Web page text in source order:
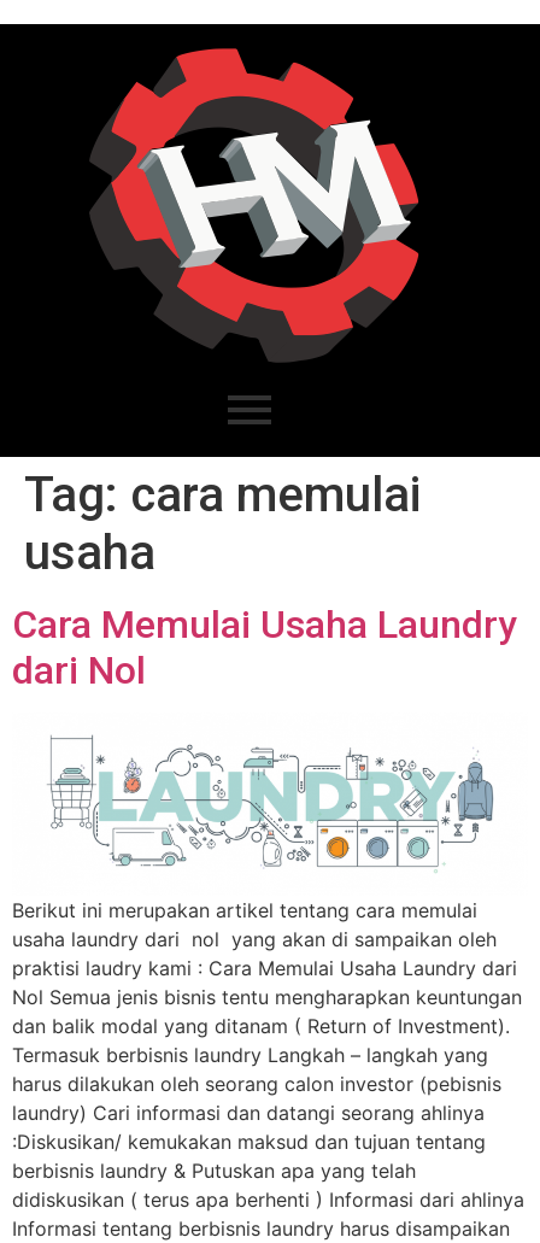
Tag: cara memulai
usaha
Cara Memulai Usaha Laundry
dari Nol
Berikut ini merupakan artikel tentang cara memulai
usaha laundry dari nol yang akan di sampaikan oleh
praktisi laudry kami : Cara Memulai Usaha Laundry dari
Nol Semua jenis bisnis tentu mengharapkan keuntungan
dan balik modal yang ditanam ( Return of Investment).
Termasuk berbisnis laundry Langkah – langkah yang
harus dilakukan oleh seorang calon investor (pebisnis
laundry) Cari informasi dan datangi seorang ahlinya
:Diskusikan/ kemukakan maksud dan tujuan tentang
berbisnis laundry & Putuskan apa yang telah
didiskusikan ( terus apa berhenti ) Informasi dari ahlinya
Informasi tentang berbisnis laundry harus disampaikan